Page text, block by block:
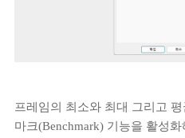
프레임의 최소와 최대 그리고
마크(Benchmark) 기능을 활성